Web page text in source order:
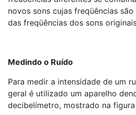
novos sons cujas freqüências
das freqüências dos sons
Medindo o Ruído
Para medir a intensidade de um
geral é utilizado um aparelho
decibelímetro, mostrado na figura